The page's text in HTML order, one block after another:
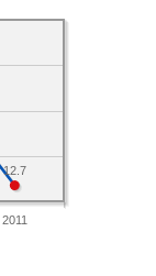
2011
12.7